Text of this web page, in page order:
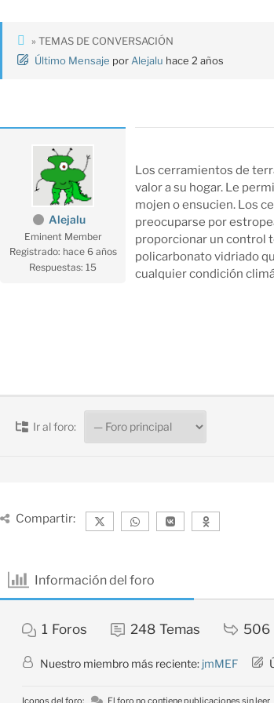
» TEMAS DE CONVERSACIÓN
Último Mensaje por Alejalu hace 2 años
Alejalu
Eminent Member
Registrado: hace 6 años
Respuestas: 15
Los cerramientos de
valor a su hogar. Le
mojen o ensucien. Los
preocuparse por
proporcionar un control
policarbonato vidriado
cualquier condición
Ir al foro:
Compartir:
Información del foro
1 Foros 248 Temas 506
Nuestro miembro más reciente: jmMEF
Iconos del foro: El foro no contiene publicaciones sin leer